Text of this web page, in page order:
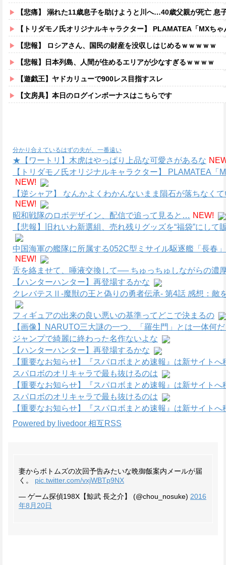
【悲痛】 溺れた11歳息子を助けようと川へ…40歳父親が死亡 息
【トリダモノ氏オリジナルキャラクター】 PLAMATEA「MXちゃん
【悲報】 ロシアさん、国民の財産を没収しはじめるｗｗｗｗｗ
【悲報】日本列島、人間が住めるエリアが少なすぎるｗｗｗｗ
【遊戯王】ヤドカリューで900レス目指すスレ
【文房具】本日のログインボーナスはこちらです
分かり合えているはずの夫が、一番遠い
★【ワートリ】木虎はやっぱり上品な可愛さがあるな
【トリダモノ氏オリジナルキャラクター】 PLAMATEA
NEW!
【逆シャア】 なんかよくわかんないまま隕石が落ちなく
NEW!
昭和戦隊のロボデザイン、配信で追って見ると… NEW!
【悲報】旧れいわ新選組、売れ残りグッズを“福袋”にして
中国海軍の艦隊に所属する052C型ミサイル駆逐艦「長春
NEW!
舌を絡ませて、唾液交換して── ちゅっちゅしながらの濃
【ハンターハンター】再登場するかな
クレバテスⅡ-魔獣の王と偽りの勇者伝承- 第4話 感想：敵
フィギュアの出来の良い悪いの基準ってどこで決まるの
【画像】NARUTO三大謎の一つ、「羅生門」とは一体何
ジャンプで綺麗に終わった名作ないよな
【ハンターハンター】再登場するかな
【重要なお知らせ】『スパロボまとめ速報』は新サイトへ
スパロボのオリキャラで最も抜けるのは
【重要なお知らせ】『スパロボまとめ速報』は新サイトへ
スパロボのオリキャラで最も抜けるのは
【重要なお知らせ】『スパロボまとめ速報』は新サイトへ
Powered by livedoor 相互RSS
妻からボトムズの次回予告みたいな晩御飯案内メールが届
く。 pic.twitter.com/vxjWBTp9NX
— ゲーム探偵198X【鯨武 長之介】 (@chou_nosuke) 2016
年8月20日